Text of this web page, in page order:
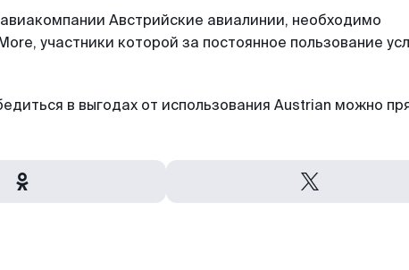
Австрийские авиалинии, необходимо
участники которой за постоянное пользование
в выгодах от использования Austrian можно